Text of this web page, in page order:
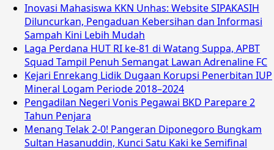
Inovasi Mahasiswa KKN Unhas: Website SIPAKASIH
Diluncurkan, Pengaduan Kebersihan dan Informasi
Sampah Kini Lebih Mudah
Laga Perdana HUT RI ke-81 di Watang Suppa, APBT
Squad Tampil Penuh Semangat Lawan Adrenaline FC
Kejari Enrekang Lidik Dugaan Korupsi Penerbitan IUP
Mineral Logam Periode 2018–2024
Pengadilan Negeri Vonis Pegawai BKD Parepare 2
Tahun Penjara
Menang Telak 2-0! Pangeran Diponegoro Bungkam
Sultan Hasanuddin, Kunci Satu Kaki ke Semifinal